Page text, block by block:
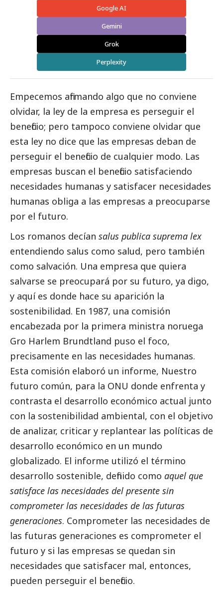
Google AI
Gemini
Grok
Perplexity
Empecemos afirmando algo que no conviene
olvidar, la ley de la empresa es perseguir el
beneficio; pero tampoco conviene olvidar que
esta ley no dice que las empresas deban de
perseguir el beneficio de cualquier modo. Las
empresas buscan el beneficio satisfaciendo
necesidades humanas y satisfacer necesidades
humanas obliga a las empresas a preocuparse
por el futuro.
Los romanos decían salus publica suprema lex
entendiendo salus como salud, pero también
como salvación. Una empresa que quiera
salvarse se preocupará por su futuro, ya digo,
y aquí es donde hace su aparición la
sostenibilidad. En 1987, una comisión
encabezada por la primera ministra noruega
Gro Harlem Brundtland puso el foco,
precisamente en las necesidades humanas.
Esta comisión elaboró un informe, Nuestro
futuro común, para la ONU donde enfrenta y
contrasta el desarrollo económico actual junto
con la sostenibilidad ambiental, con el objetivo
de analizar, criticar y replantear las políticas de
desarrollo económico en un mundo
globalizado. El informe utilizó el término
desarrollo sostenible, definido como aquel que
satisface las necesidades del presente sin
comprometer las necesidades de las futuras
generaciones. Comprometer las necesidades de
las futuras generaciones es comprometer el
futuro y si las empresas se quedan sin
necesidades que satisfacer mal, entonces,
pueden perseguir el beneficio.